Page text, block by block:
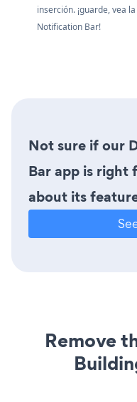
inserción. ¡guarde, vea
Notification Bar!
Not sure if our
Bar app is right
about its
Remove